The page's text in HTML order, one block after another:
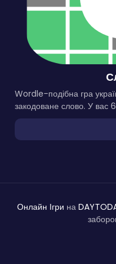
Wordle-подібна гра
закодоване слово. У вас
Онлайн Ігри на